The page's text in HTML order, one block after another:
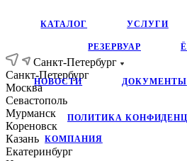
РЕЗЕРВУАР
ПОЛИТИКА
КАТАЛОГ УСЛУГИ
НОВОСТИ ДОКУМЕНТЫ
КОМПАНИЯ
Санкт-Петербург
Санкт-Петербург
Москва
Севастополь
Мурманск
Кореновск
Казань
Екатеринбург